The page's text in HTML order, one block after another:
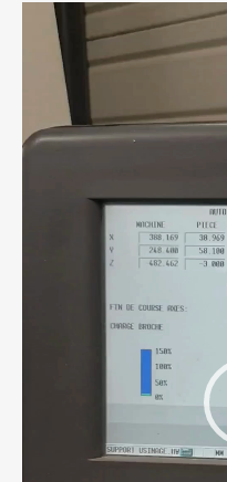
Lecteur
vidéo